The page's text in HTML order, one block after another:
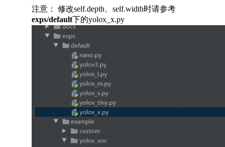
注意： 修改self.depth、self.width时请参考
exps/default下的yolox_x.py